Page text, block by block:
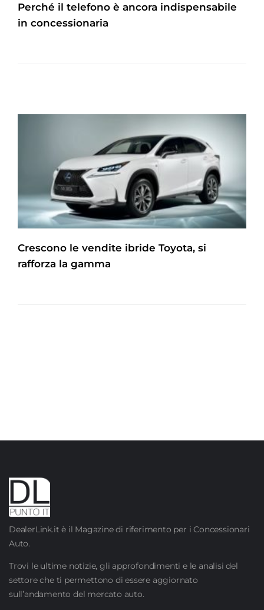
Perché il telefono è ancora indispensabile
in concessionaria
Crescono le vendite ibride Toyota, si
rafforza la gamma
DealerLink.it è il Magazine di riferimento per i Concessionari
Auto.
Trovi le ultime notizie, gli approfondimenti e le analisi del
settore che ti permettono di essere aggiornato
sull’andamento del mercato auto.